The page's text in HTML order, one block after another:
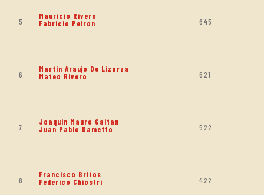
5
Mauricio Rivero
Fabricio Peiron
645
6
Martin Araujo De Lizarza
Mateo Rivero
621
7
Joaquin Mauro Gaitan
Juan Pablo Dametto
522
8
Francisco Britos
Federico Chiostri
422